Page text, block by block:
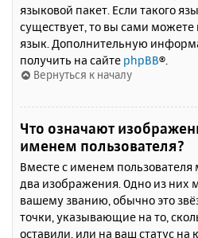
языковой пакет. Если такого
существует, то вы сами можете
язык. Дополнительную
получить на сайте phpBB®.
Вернуться к началу
Что означают
именем пользователя?
Вместе с именем пользователя
два изображения. Одно из них
вашему званию, обычно это
точки, указывающие на то,
оставили, или на ваш статус на